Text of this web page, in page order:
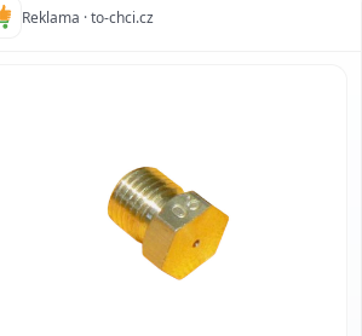
Reklama · to-chci.cz